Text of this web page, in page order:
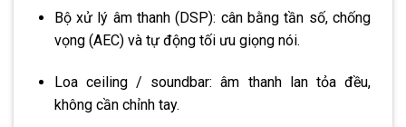
Bộ xử lý âm thanh (DSP): cân bằng tần số, chống
vọng (AEC) và tự động tối ưu giọng nói.
Loa ceiling / soundbar: âm thanh lan tỏa đều,
không cần chỉnh tay.